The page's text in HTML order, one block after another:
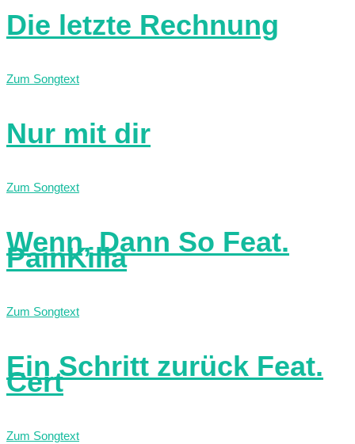
Die letzte Rechnung
Zum Songtext
Nur mit dir
Zum Songtext
Wenn, Dann So Feat.
PainKilla
Zum Songtext
Ein Schritt zurück Feat.
Cert
Zum Songtext